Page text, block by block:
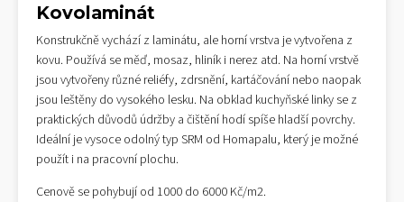
Kovolaminát
Konstrukčně vychází z laminátu, ale horní vrstva je vytvořena z
kovu. Používá se měď, mosaz, hliník i nerez atd. Na horní vrstvě
jsou vytvořeny různé reliéfy, zdrsnění, kartáčování nebo naopak
jsou leštěny do vysokého lesku. Na obklad kuchyňské linky se z
praktických důvodů údržby a čištění hodí spíše hladší povrchy.
Ideální je vysoce odolný typ SRM od Homapalu, který je možné
použít i na pracovní plochu.
Cenově se pohybují od 1000 do 6000 Kč/m2.